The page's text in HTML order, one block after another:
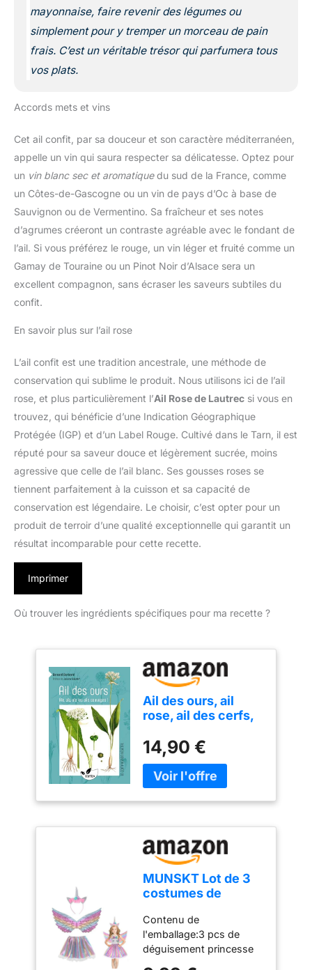
mayonnaise, faire revenir des légumes ou
simplement pour y tremper un morceau de pain
frais. C’est un véritable trésor qui parfumera tous
vos plats.
Accords mets et vins
Cet ail confit, par sa douceur et son caractère méditerranéen,
appelle un vin qui saura respecter sa délicatesse. Optez pour
un vin blanc sec et aromatiquedu sud de la France, comme
un Côtes-de-Gascogne ou un vin de pays d’Oc à base de
Sauvignon ou de Vermentino. Sa fraîcheur et ses notes
d’agrumes créeront un contraste agréable avec le fondant de
l’ail. Si vous préférez le rouge, un vin léger et fruité comme un
Gamay de Touraine ou un Pinot Noir d’Alsace sera un
excellent compagnon, sans écraser les saveurs subtiles du
confit.
En savoir plus sur l’ail rose
L’ail confit est une tradition ancestrale, une méthode de
conservation qui sublime le produit. Nous utilisons ici de l’ail
rose, et plus particulièrement l’Ail Rose de Lautrec si vous en
trouvez, qui bénéficie d’une Indication Géographique
Protégée (IGP) et d’un Label Rouge. Cultivé dans le Tarn, il est
réputé pour sa saveur douce et légèrement sucrée, moins
agressive que celle de l’ail blanc. Ses gousses roses se
tiennent parfaitement à la cuisson et sa capacité de
conservation est légendaire. Le choisir, c’est opter pour un
produit de terroir d’une qualité exceptionnelle qui garantit un
résultat incomparable pour cette recette.
Imprimer
Où trouver les ingrédients spécifiques pour ma recette ?
Ail des ours, ail
rose, ail des cerfs,
aïe, aïe, aïe les ails
sauvages !
14,90 €
MUNSKT Lot de 3
costumes de
- Ailes de licorne
arc-en-ciel avec
jupe tutu brillante -
Jupe tutu -
Contenu de
l'emballage:3 pcs de
déguisement princesse